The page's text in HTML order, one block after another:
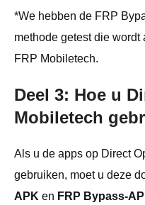
*We hebben de FRP
methode getest die
FRP Mobiletech.
Deel 3: Hoe u
Mobiletech
Als u de apps op Direct
gebruiken, moet u deze
APK en FRP Bypass-